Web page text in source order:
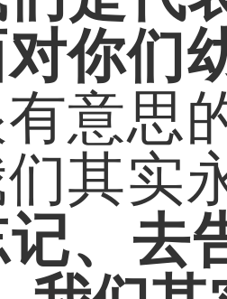
你们
意思
其实
记、去